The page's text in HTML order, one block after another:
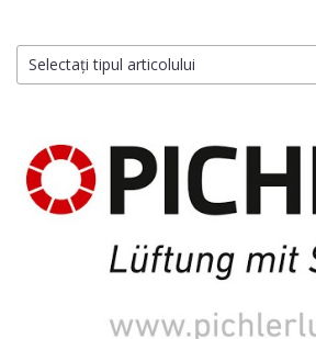
Selectați tipul articolului